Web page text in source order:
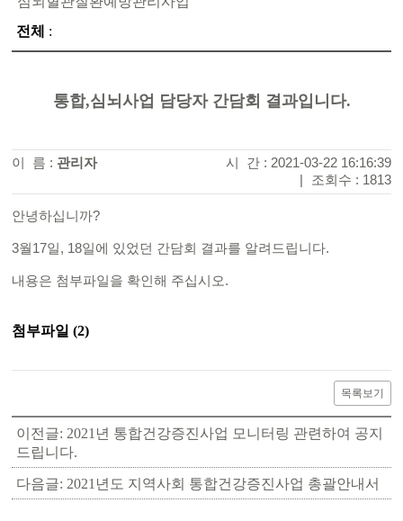
전체
:
통합,심뇌사업 담당자 간담회 결과입니다.
이 름 : 관리자
시 간 : 2021-03-22 16:16:39
|
조회수 : 1813
안녕하십니까?
3월17일, 18일에 있었던 간담회 결과를 알려드립니다.
내용은 첨부파일을 확인해 주십시오.
첨부파일 (2)
목록보기
이전글: 2021년 통합건강증진사업 모니터링 관련하여 공지
드립니다.
다음글: 2021년도 지역사회 통합건강증진사업 총괄안내서